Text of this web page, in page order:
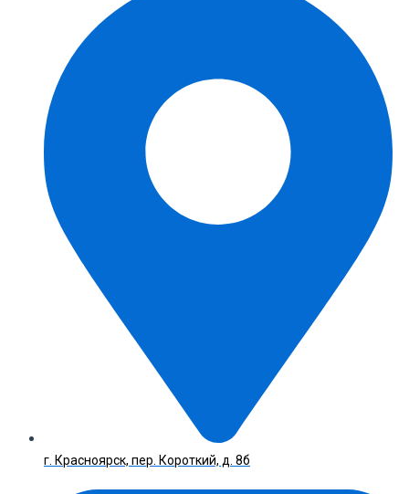
г. Красноярск, пер. Короткий, д. 8б